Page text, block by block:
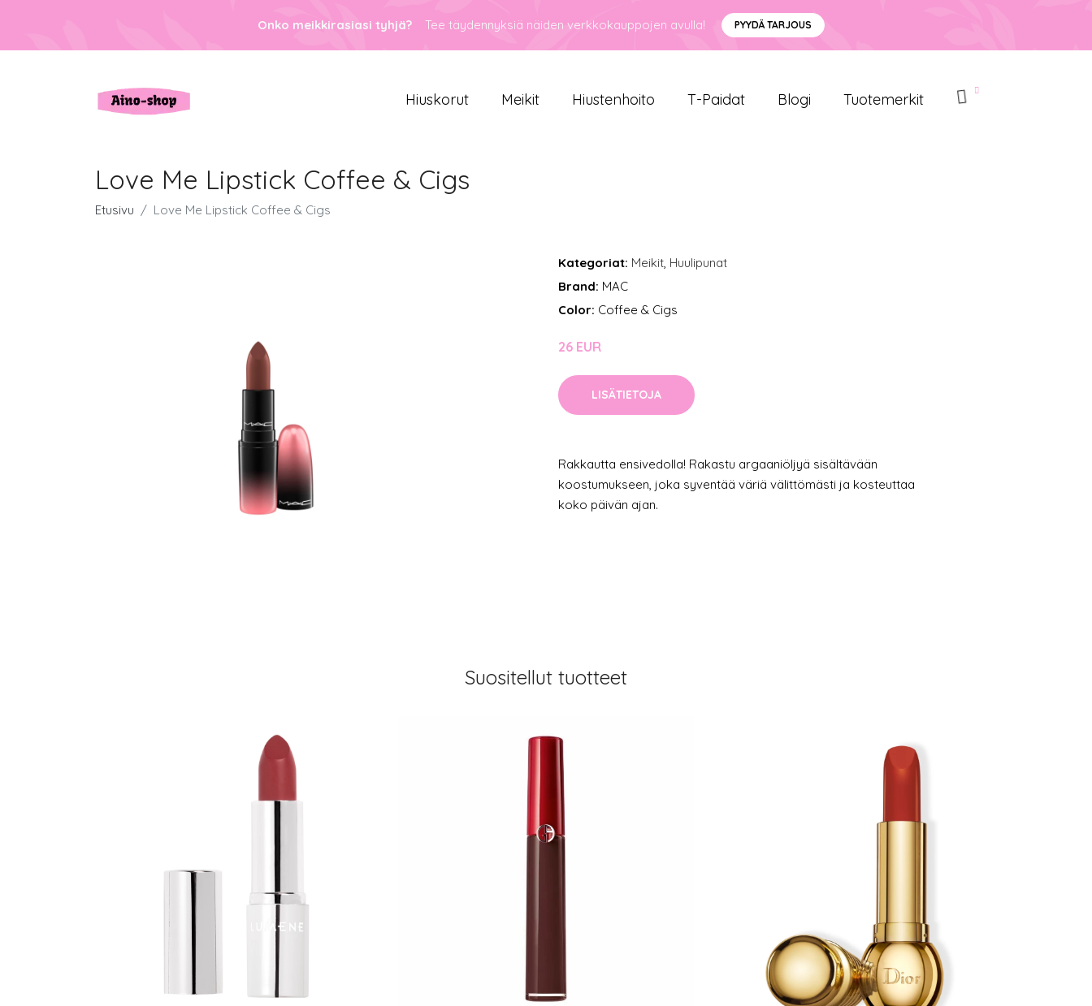
Onko meikkirasiasi tyhjä? Tee täydennyksiä näiden verkkokauppojen avulla! PYYDÄ TARJOUS
Hiuskorut Meikit Hiustenhoito T-Paidat Blogi Tuotemerkit
Love Me Lipstick Coffee & Cigs
Etusivu Love Me Lipstick Coffee & Cigs
Kategoriat: Meikit, Huulipunat
Brand: MAC
Color: Coffee & Cigs
26 EUR
LISÄTIETOJA
Rakkautta ensivedolla! Rakastu argaaniöljyä sisältävään
koostumukseen, joka syventää väriä välittömästi ja kosteuttaa
koko päivän ajan.
Suositellut tuotteet